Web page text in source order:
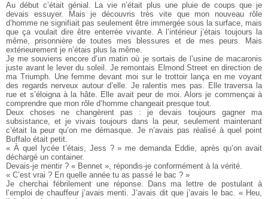
Au début c’était génial. La vie n’était plus une pluie de coups que je
devais essuyer. Mais je découvris très vite que mon nouveau rôle
d’homme ne signifiait pas seulement être immergée sous la surface, mais
que ça voulait dire être enterrée vivante. A l’intérieur j’étais toujours la
même, prisonnière de toutes mes blessures et de mes peurs. Mais
extérieurement je n’étais plus la même.
Je me souviens encore d’un matin où je sortais de l’usine de macaronis
juste avant le lever du soleil. Je remontais Elmond Street en direction de
ma Triumph. Une femme devant moi sur le trottoir lança en me voyant
des regards nerveux autour d’elle. Je ralentis mes pas. Elle traversa la
rue et s’éloigna à la hâte. Elle avait peur de moi. Alors je commençai à
comprendre que mon rôle d’homme changeait presque tout.
Deux choses ne changèrent pas : je devais toujours gagner ma
subsistance, et je vivais toujours dans la peur, seulement maintenant
c’était la peur qu’on me démasque. Je n’avais pas réalisé à quel point
Buffalo était petit.
« À quel lycée t’étais, Jess ? » me demanda Eddie, après qu’on avait
déchargé un container.
Devais-je mentir ? « Bennet », répondis-je conformément à la vérité.
« C’est vrai ? En quelle année tu as passé le bac ? »
Je cherchai fébrilement une réponse. Dans ma lettre de postulant à
l’emploi de chauffeur j’avais menti. J’avais dit que j’avais le bac. « Heu,